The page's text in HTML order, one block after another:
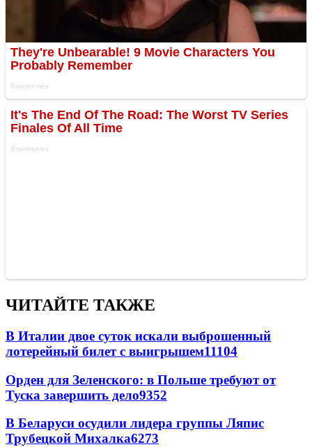
ЧИТАЙТЕ ТАКЖЕ
В Италии двое суток искали выброшенный
лотерейный билет с выигрышем11104
Орден для Зеленского: в Польше требуют от
Туска завершить дело9352
В Беларуси осудили лидера группы Ляпис
Трубецкой Михалка6273